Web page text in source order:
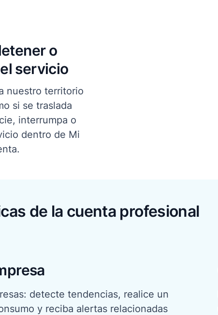
o
servicio
nuestro territorio
si se traslada
interrumpa o
dentro de Mi
de la cuenta profesional
detecte tendencias, realice un
y reciba alertas relacionadas